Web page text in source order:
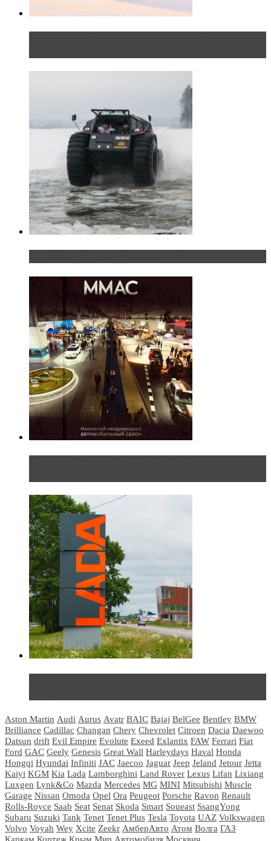
Aston Martin Audi Aurus Avatr BAIC Bajaj BelGee Bentley BMW
Brilliance Cadillac Changan Chery Chevrolet Citroen Dacia Daewoo
Datsun drift Evil Empire Evolute Exeed Exlantix FAW Ferrari Fiat
Ford GAC Geely Genesis Great Wall Harleydays Haval Honda
Hongqi Hyundai Infiniti JAC Jaecoo Jaguar Jeep Jeland Jetour Jetta
Kaiyi KGM Kia Lada Lamborghini Land Rover Lexus Lifan Lixiang
Luxgen Lynk&Co Mazda Mercedes MG MINI Mitsubishi Muscle
Garage Nissan Omoda Opel Ora Peugeot Porsche Ravon Renault
Rolls-Royce Saab Seat Senat Skoda Smart Soueast SsangYong
Subaru Suzuki Tank Tenet Tenet Plus Tesla Toyota UAZ Volkswagen
Volvo Voyah Wey Xcite Zeekr АмберАвто Атом Волга ГАЗ
Каркам Кортеж Крым Мир Автомобиля Москвич